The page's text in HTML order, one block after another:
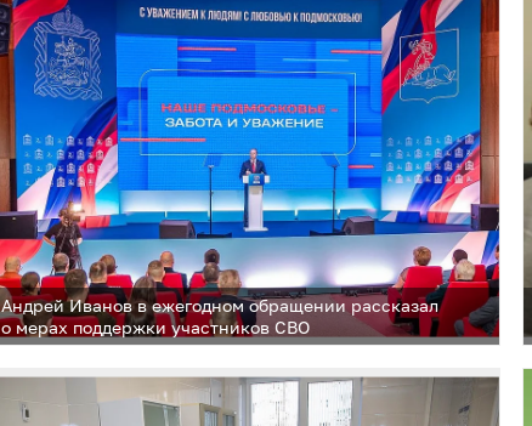
Андрей Иванов в ежегодном обращении рассказал
о мерах поддержки участников СВО